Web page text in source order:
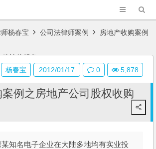
杨春宝 公司法律师案例 房地产收购案例
购法律服务
例之房地产公司股权收购
某知名电子企业在大陆多地均有实业投
杨春宝 2012/01/17 0 5,878